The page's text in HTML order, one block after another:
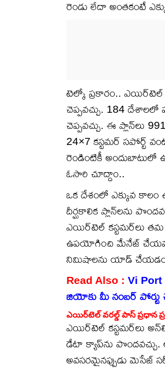
రెండు లేదా అంతకంటే
టెల్కో ప్రకారం.. ఎయిర్‌టెల్
చెప్పవచ్చు. 184
చెప్పవచ్చు. ఈ ప్లాన్‌లు
24×7 కస్టమర్ సపోర్ట్
రెండింటికీ అందుబాటులో
ఓసారి చూద్దాం..
ఒక దేశంలో ఎక్కువ
దీర్ఘకాలిక ప్లాన్‌లను
ఎయిర్‌టెల్ కస్టమర్‌లు
ఉపయోగించి మేనేజ్
నిమిషాలను యాడ్ చేయడం
Read Also : Vi
జియోకు మీ నంబర్ పోర్టు
ఎయిర్‌టెల్ వరల్డ్ పాస్ ప్రధాన
ఎయిర్‌టెల్ కస్టమర్‌లు
డేటా క్యాప్‌ను పొందవచ్చు.
అవసరమైనప్పుడు మెసేజ్